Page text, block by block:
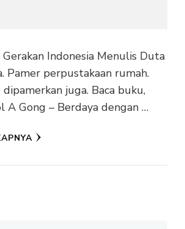
Indonesia Menulis Duta
Pamer perpustakaan rumah.
juga. Baca buku,
A Gong – Berdaya dengan …